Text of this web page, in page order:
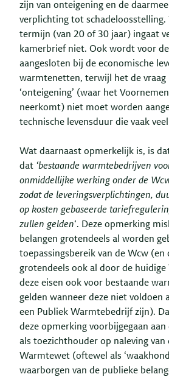
zijn van onteigening en de
verplichting tot schadeloosstelling.
termijn (van 20 of 30 jaar) ingaat
kamerbrief niet. Ook wordt voor
aangesloten bij de economische
warmtenetten, terwijl het de vraag
‘onteigening’ (waar het
neerkomt) niet moet worden
technische levensduur die vaak
Wat daarnaast opmerkelijk is, is
dat ‘bestaande warmtebedrijven
onmiddellijke werking onder de
zodat de leveringsverplichtingen,
op kosten gebaseerde
zullen gelden‘. Deze opmerking
belangen grotendeels al worden
toepassingsbereik van de Wcw (en
grotendeels ook al door de
deze eisen ook voor bestaande
gelden wanneer deze niet voldoen
een Publiek Warmtebedrijf zijn).
deze opmerking voorbijgegaan aan
als toezichthouder op naleving van
Warmtewet (oftewel als
waarborgen van de publieke